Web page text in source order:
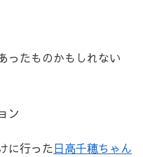
ったものかもしれない
ン
に行った日高千穂ちゃん